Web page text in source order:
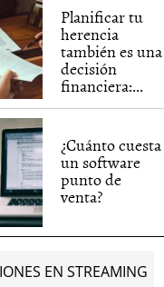
Planificar tu
herencia
también es una
decisión
financiera:...
¿Cuánto cuesta
un software
punto de
venta?
EN STREAMING